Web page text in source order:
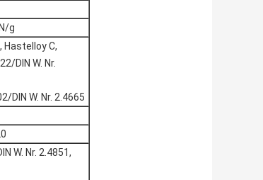
g
Hastelloy C,
DIN W. Nr.
DIN W. Nr. 2.4665
W. Nr. 2.4851,